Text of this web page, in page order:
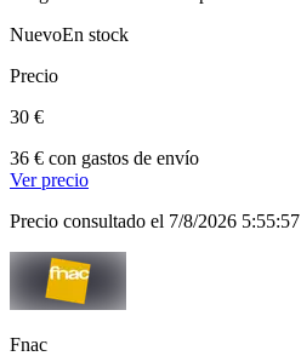
NuevoEn stock
Precio
30 €
36 € con gastos de envío
Ver precio
Precio consultado el 7/8/2026 5:55:57
Fnac